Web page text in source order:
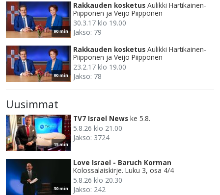
90 min
Rakkauden kosketus Aulikki Hartikainen-
Piipponen ja Veijo Piipponen
30.3.17 klo 19.00
Jakso: 79
90 min
Rakkauden kosketus Aulikki Hartikainen-
Piipponen ja Veijo Piipponen
23.2.17 klo 19.00
Jakso: 78
Uusimmat
15 min
TV7 Israel News ke 5.8.
5.8.26 klo 21.00
Jakso: 3724
30 min
Love Israel - Baruch Korman
Kolossalaiskirje. Luku 3, osa 4/4
5.8.26 klo 20.30
Jakso: 242